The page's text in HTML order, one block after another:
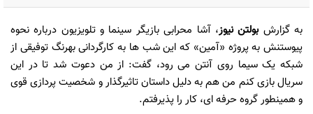
به گزارشبولتن نیوز، آشا محرابی بازیگر سینما و تلویزیون درباره نحوه
پیوستنش به پروژه «آمین» که این شب ها به کارگردانی بهرنگ توفیقی از
شبکه یک سیما روی آنتن می رود، گفت: از من دعوت شد تا در این
سریال بازی کنم من هم به دلیل داستان تاثیرگذار و شخصیت پردازی قوی
و همینطور گروه حرفه ای، كار را پذیرفتم.